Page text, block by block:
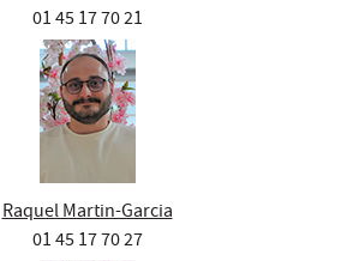
01 45 17 70 21
Raquel Martin-Garcia
01 45 17 70 27